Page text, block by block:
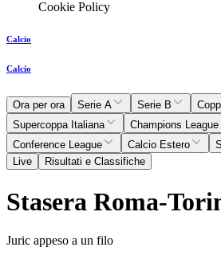
Cookie Policy
Calcio
Calcio
Ora per ora Serie A Serie B
Supercoppa Italiana
Champions League
Conference League
Calcio Estero
Live
Risultati e Classifiche
Stasera Roma-
Juric appeso a un filo